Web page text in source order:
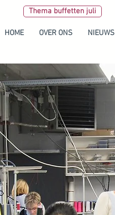
Thema buffetten juli
HOME OVER ONS NIEUWS